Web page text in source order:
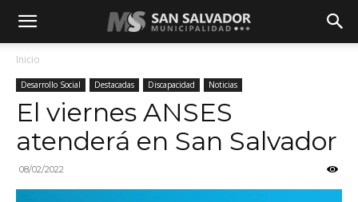
Inicio
Desarrollo Social Destacadas Discapacidad Noticias
El viernes ANSES
atenderá en San Salvador
08/02/2022